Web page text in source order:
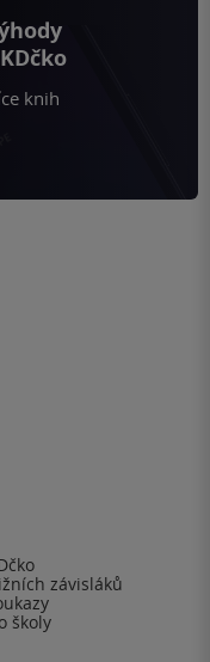
knih
závisláků
školy